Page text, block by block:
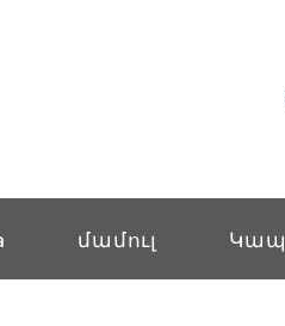
մամուլ Կապ